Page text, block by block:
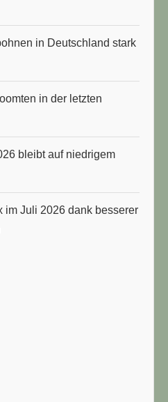
in Deutschland stark
in der letzten
bleibt auf niedrigem
im Juli 2026 dank besserer